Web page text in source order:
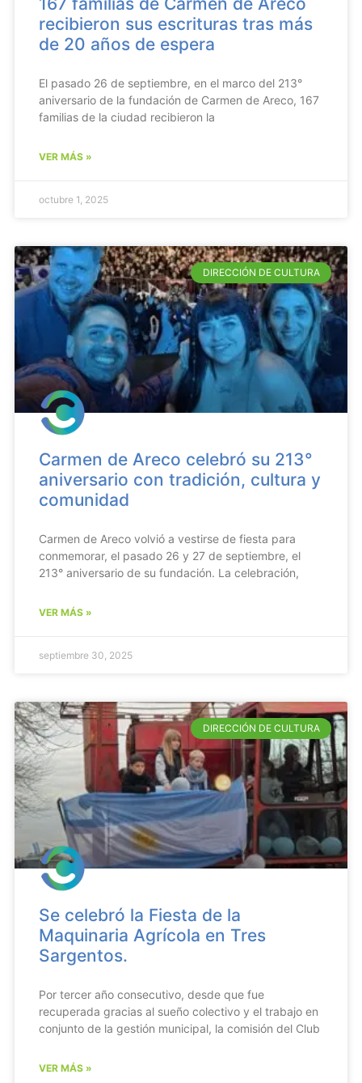
recibieron sus escrituras tras más
de 20 años de espera
El pasado 26 de septiembre, en el marco del 213°
aniversario de la fundación de Carmen de Areco, 167
familias de la ciudad recibieron la
VER MÁS »
octubre 1, 2025
DIRECCIÓN DE CULTURA
Carmen de Areco celebró su 213°
aniversario con tradición, cultura y
comunidad
Carmen de Areco volvió a vestirse de fiesta para
conmemorar, el pasado 26 y 27 de septiembre, el
213° aniversario de su fundación. La celebración,
VER MÁS »
septiembre 30, 2025
DIRECCIÓN DE CULTURA
Se celebró la Fiesta de la
Maquinaria Agrícola en Tres
Sargentos.
Por tercer año consecutivo, desde que fue
recuperada gracias al sueño colectivo y el trabajo en
conjunto de la gestión municipal, la comisión del Club
VER MÁS »